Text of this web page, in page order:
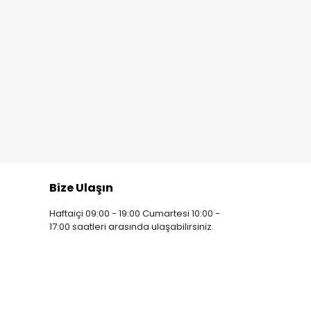
Bize Ulaşın
Haftaiçi 09:00 - 19:00 Cumartesi 10:00 -
17:00 saatleri arasında ulaşabilirsiniz.